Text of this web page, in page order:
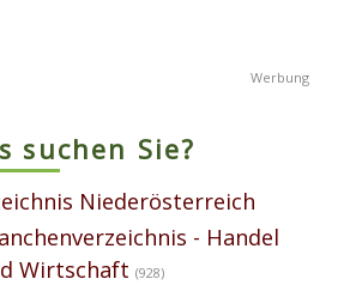
suchen Sie?
Niederösterreich
- Handel
Wirtschaft (928)